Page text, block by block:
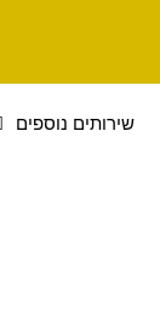
שירותים נוספים